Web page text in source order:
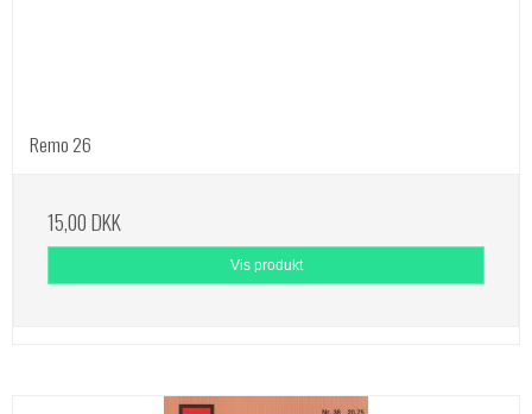
Remo 26
15,00 DKK
Vis produkt